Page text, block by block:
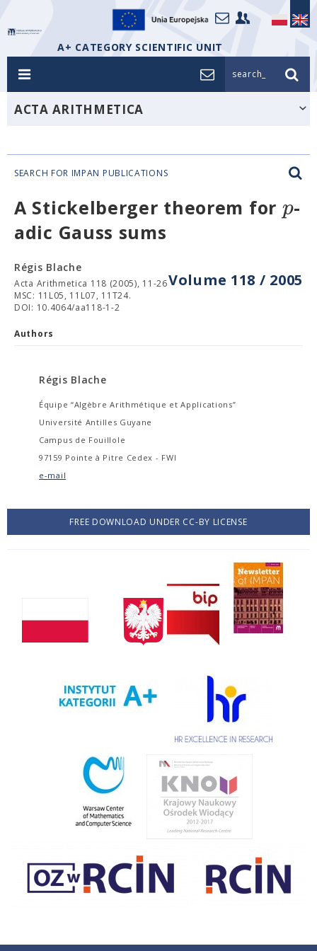
A+ CATEGORY SCIENTIFIC UNIT
search_
ACTA ARITHMETICA
SEARCH FOR IMPAN PUBLICATIONS
A Stickelberger theorem for p-
adic Gauss sums
Volume 118 / 2005
Régis Blache
Acta Arithmetica 118 (2005), 11-26
MSC: 11L05, 11L07, 11T24.
DOI: 10.4064/aa118-1-2
Authors
Régis Blache
Équipe “Algèbre Arithmétique et Applications”
Université Antilles Guyane
Campus de Fouillole
97159 Pointe à Pitre Cedex - FWI
e-mail
FREE DOWNLOAD UNDER CC-BY LICENSE